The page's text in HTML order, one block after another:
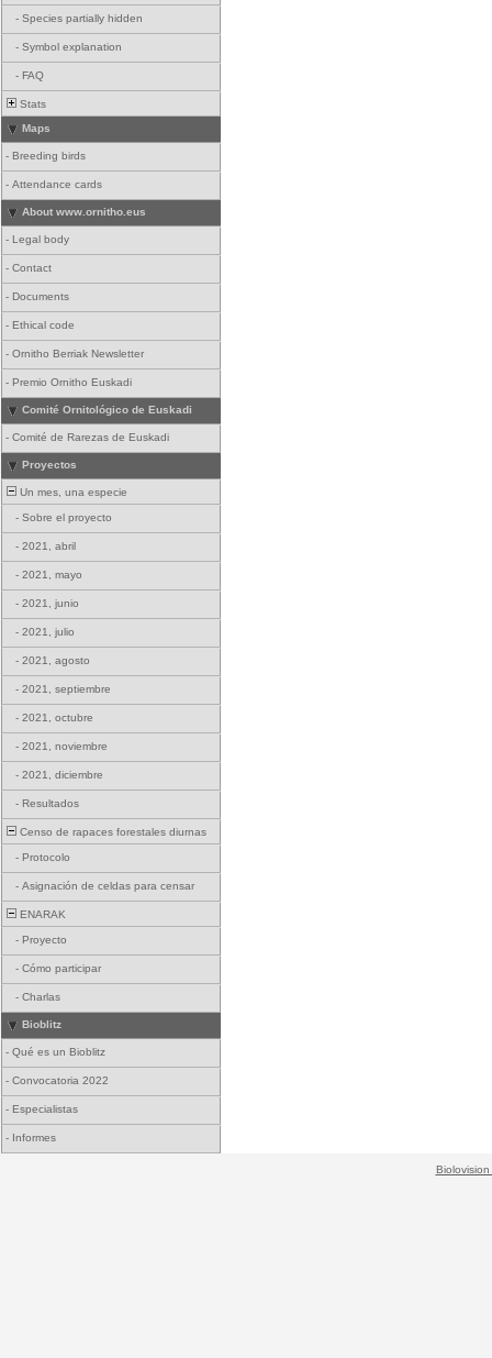
- Species partially hidden
- Symbol explanation
- FAQ
Stats
Maps
- Breeding birds
- Attendance cards
About www.ornitho.eus
- Legal body
- Contact
- Documents
- Ethical code
- Ornitho Berriak Newsletter
- Premio Ornitho Euskadi
Comité Ornitológico de Euskadi
- Comité de Rarezas de Euskadi
Proyectos
Un mes, una especie
- Sobre el proyecto
- 2021, abril
- 2021, mayo
- 2021, junio
- 2021, julio
- 2021, agosto
- 2021, septiembre
- 2021, octubre
- 2021, noviembre
- 2021, diciembre
- Resultados
Censo de rapaces forestales diurnas
- Protocolo
- Asignación de celdas para censar
ENARAK
- Proyecto
- Cómo participar
- Charlas
Bioblitz
- Qué es un Bioblitz
- Convocatoria 2022
- Especialistas
- Informes
Biolovision